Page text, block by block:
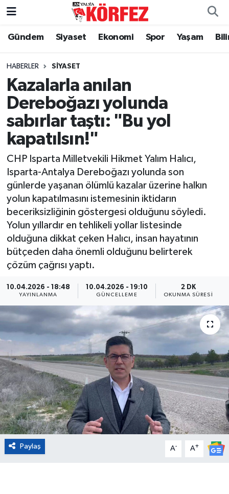
Gündem Siyaset Ekonomi Spor Yaşam
HABERLER SIYASET
Kazalarla anılan
Dereboğazı yolunda
sabırlar taştı: "Bu yol
kapatılsın!"
CHP Isparta Milletvekili Hikmet Yalım Halıcı,
Isparta-Antalya Dereboğazı yolunda son
günlerde yaşanan ölümlü kazalar üzerine halkın
yolun kapatılmasını istemesinin iktidarın
beceriksizliğinin göstergesi olduğunu söyledi.
Yolun yıllardır en tehlikeli yollar listesinde
olduğuna dikkat çeken Halıcı, insan hayatının
bütçeden daha önemli olduğunu belirterek
çözüm çağrısı yaptı.
10.04.2026 - 18:48
YAYINLANMA
10.04.2026 - 19:10
GÜNCELLEME
2 DK
OKUNMA SÜRESI
Paylaş A- A+
Gündem
Siyaset
Yerel Yönetim
Ekonomi
Spor
Yaşam
Asayiş
Dünya
Eğitim
Sağlık
Magazin
Çevre
Kültür ve Sanat
Sivil Toplum
Tarım
Bilim ve Teknoloji
Nöbetçi Eczaneler
Hava Durumu
Trafik Durumu
Süper Lig Puan Durumu ve Fikstür
Tüm Manşetler
Son Dakika Haberleri
Haber Arşivi